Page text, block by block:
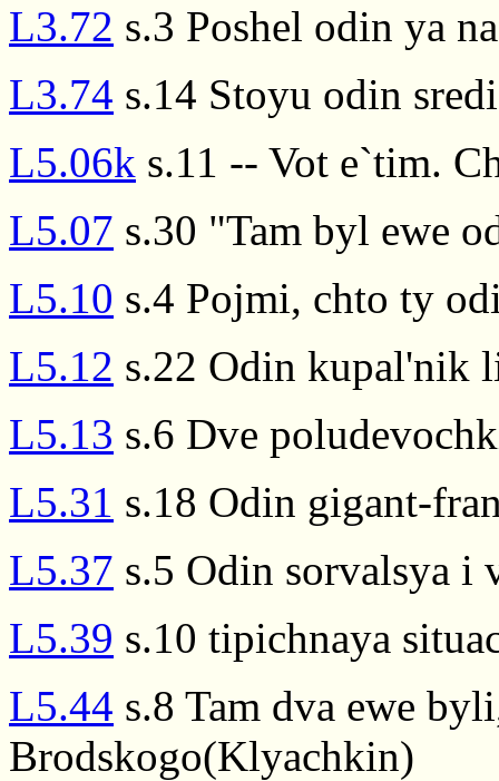
L3.72 s.3 Poshel odin ya
L3.74 s.14 Stoyu odin
L5.06k s.11 -- Vot e`tim.
L5.07 s.30 "Tam byl ewe
L5.10 s.4 Pojmi, chto ty
L5.12 s.22 Odin kupal'nik
L5.13 s.6 Dve
L5.31 s.18 Odin gigant-
L5.37 s.5 Odin sorvalsya i
L5.39 s.10 tipichnaya
L5.44 s.8 Tam dva ewe
Brodskogo(Klyachkin)